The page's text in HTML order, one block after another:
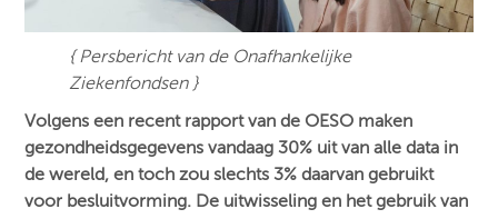
{ Persbericht van de Onafhankelijke
Ziekenfondsen }
Volgens een recent rapport van de OESO maken
gezondheidsgegevens vandaag 30% uit van alle data in
de wereld, en toch zou slechts 3% daarvan gebruikt
voor besluitvorming. De uitwisseling en het gebruik van